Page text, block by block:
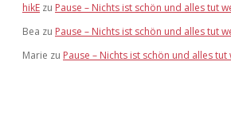
hikE zu Pause – Nichts ist schön und alles tut
Bea zu Pause – Nichts ist schön und alles tut
Marie zu Pause – Nichts ist schön und alles tut